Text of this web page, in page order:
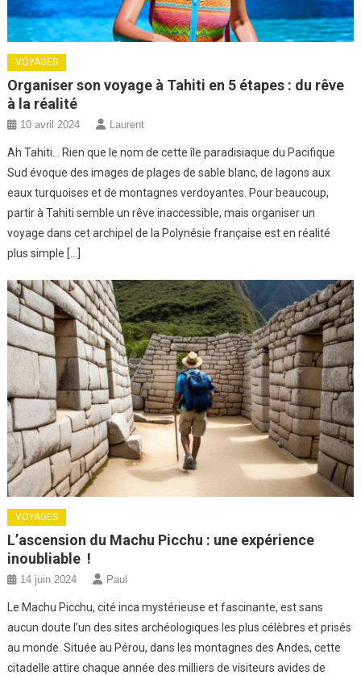
VOYAGES
Organiser son voyage à Tahiti en 5 étapes : du rêve
à la réalité
10 avril 2024 Laurent
Ah Tahiti… Rien que le nom de cette île paradisiaque du Pacifique
Sud évoque des images de plages de sable blanc, de lagons aux
eaux turquoises et de montagnes verdoyantes. Pour beaucoup,
partir à Tahiti semble un rêve inaccessible, mais organiser un
voyage dans cet archipel de la Polynésie française est en réalité
plus simple […]
VOYAGES
L’ascension du Machu Picchu : une expérience
inoubliable !
14 juin 2024 Paul
Le Machu Picchu, cité inca mystérieuse et fascinante, est sans
aucun doute l’un des sites archéologiques les plus célèbres et prisés
au monde. Située au Pérou, dans les montagnes des Andes, cette
citadelle attire chaque année des milliers de visiteurs avides de